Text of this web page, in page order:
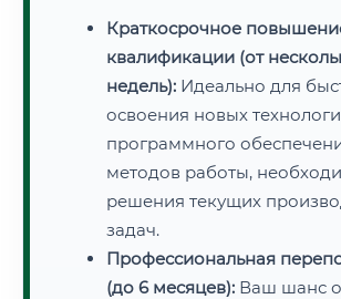
Краткосрочное
квалификации (от
недель): Идеально для
освоения новых
программного
методов работы,
решения текущих
задач.
Профессиональная
(до 6 месяцев): Ваш шанс